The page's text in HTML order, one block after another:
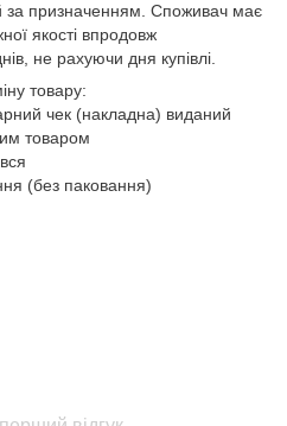
за призначенням. Споживач має
якості впродовж
не рахуючи дня купівлі.
товару:
чек (накладна) виданий
товаром
(без паковання)